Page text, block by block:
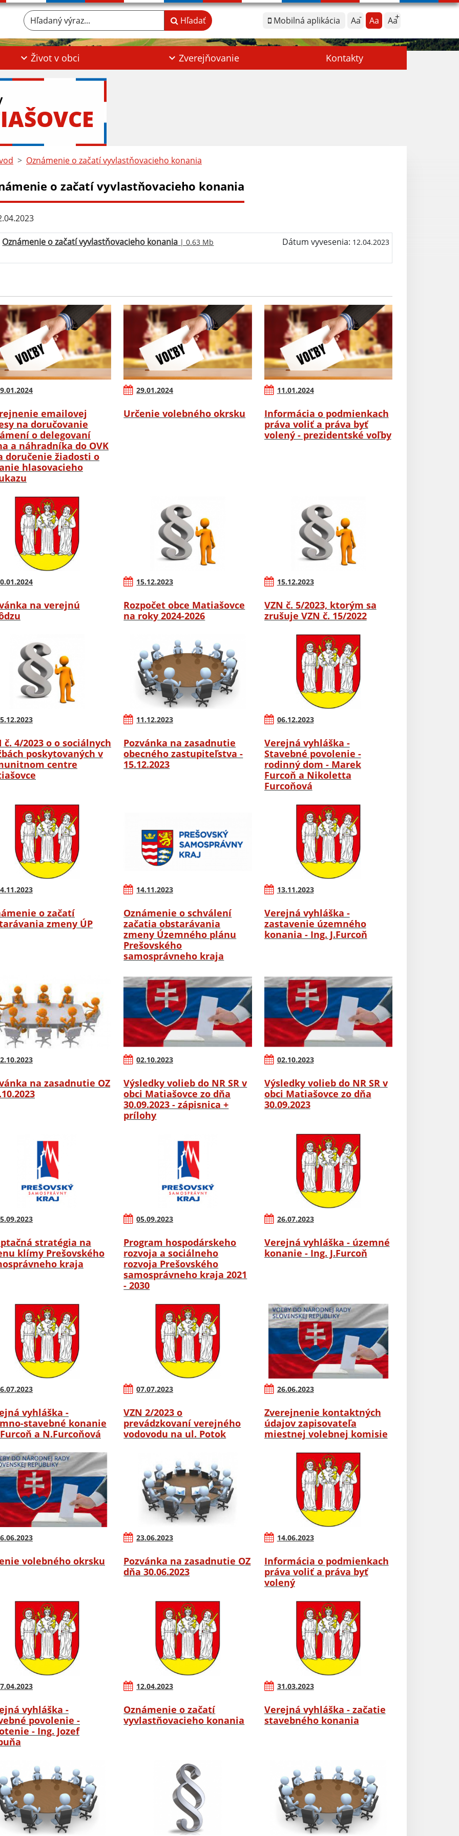
Mobilná aplikácia Aa Aa Aa
Hľadaný výraz... Hľadať
Život v obci Zverejňovanie Kontakty
Oznámenie o začatí vyvlastňovacieho konania
o začatí vyvlastňovacieho konania
Oznámenie o začatí vyvlastňovacieho konania | 0.63 Mb Dátum vyvesenia: 12.04.2023
emailovej
na doručovanie
o delegovaní
a náhradníka do OVK
doručenie žiadosti o
hlasovacieho
29.01.2024
Určenie volebného okrsku
11.01.2024
Informácia o podmienkach
práva voliť a práva byť
volený - prezidentské voľby
na verejnú
15.12.2023
Rozpočet obce Matiašovce
na roky 2024-2026
15.12.2023
VZN č. 5/2023, ktorým sa
zrušuje VZN č. 15/2022
č. 4/2023 o o sociálnych
poskytovaných v
centre
11.12.2023
Pozvánka na zasadnutie
obecného zastupiteľstva -
15.12.2023
06.12.2023
Verejná vyhláška -
Stavebné povolenie -
rodinný dom - Marek
Furcoň a Nikoletta
Furcoňová
o začatí
zmeny ÚP
14.11.2023
Oznámenie o schválení
začatia obstarávania
zmeny Územného plánu
Prešovského
samosprávneho kraja
13.11.2023
Verejná vyhláška -
zastavenie územného
konania - Ing. J.Furcoň
na zasadnutie OZ
02.10.2023
Výsledky volieb do NR SR v
obci Matiašovce zo dňa
30.09.2023 - zápisnica +
prílohy
02.10.2023
Výsledky volieb do NR SR v
obci Matiašovce zo dňa
30.09.2023
stratégia na
klímy Prešovského
kraja
05.09.2023
Program hospodárskeho
rozvoja a sociálneho
rozvoja Prešovského
samosprávneho kraja 2021
- 2030
26.07.2023
Verejná vyhláška - územné
konanie - Ing. J.Furcoň
vyhláška -
stavebné konanie
a N.Furcoňová
07.07.2023
VZN 2/2023 o
prevádzkovaní verejného
vodovodu na ul. Potok
26.06.2023
Zverejnenie kontaktných
údajov zapisovateľa
miestnej volebnej komisie
volebného okrsku
23.06.2023
Pozvánka na zasadnutie OZ
dňa 30.06.2023
14.06.2023
Informácia o podmienkach
práva voliť a práva byť
volený
vyhláška -
povolenie -
- Ing. Jozef
12.04.2023
Oznámenie o začatí
vyvlastňovacieho konania
31.03.2023
Verejná vyhláška - začatie
stavebného konania